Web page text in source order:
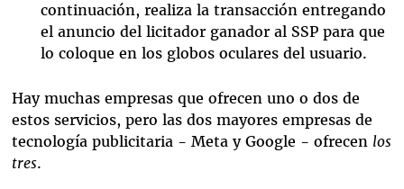
continuación, realiza la transacción entregando
el anuncio del licitador ganador al SSP para que
lo coloque en los globos oculares del usuario.
Hay muchas empresas que ofrecen uno o dos de
estos servicios, pero las dos mayores empresas de
tecnología publicitaria - Meta y Google - ofrecen los
tres.